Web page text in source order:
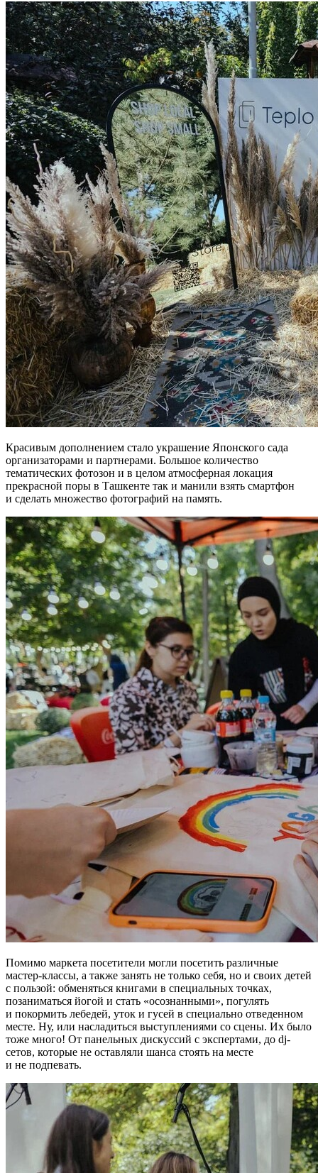
Красивым дополнением стало украшение Японского сада
организаторами и партнерами. Большое количество
тематических фотозон и в целом атмосферная локация
прекрасной поры в Ташкенте так и манили взять смартфон
и сделать множество фотографий на память.
Помимо маркета посетители могли посетить различные
мастер-классы, а также занять не только себя, но и своих детей
с пользой: обменяться книгами в специальных точках,
позаниматься йогой и стать «осознанными», погулять
и покормить лебедей, уток и гусей в специально отведенном
месте. Ну, или насладиться выступлениями со сцены. Их было
тоже много! От панельных дискуссий с экспертами, до dj-
cетов, которые не оставляли шанса стоять на месте
и не подпевать.